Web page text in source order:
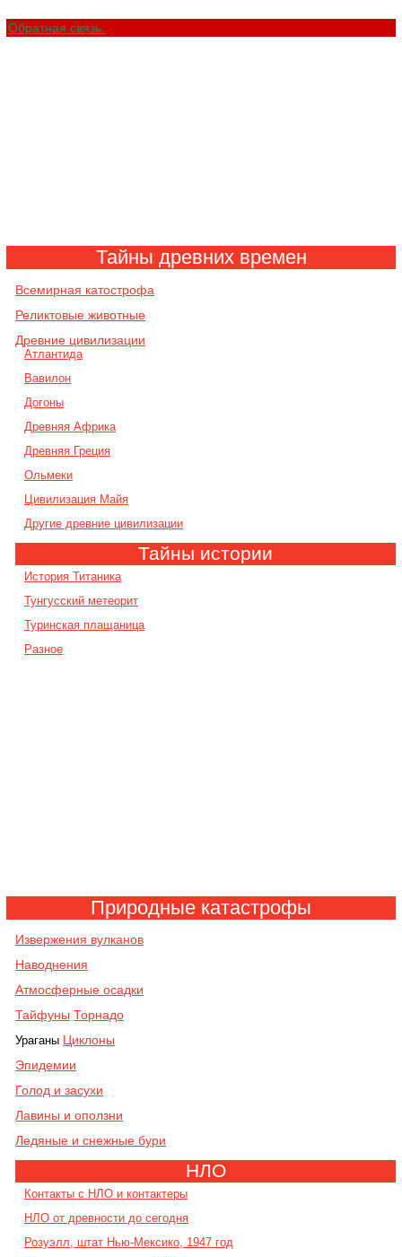
Обратная связь:
Тайны древних времен
Всемирная катострофа
Реликтовые животные
Древние цивилизации
Атлантида
Вавилон
Догоны
Древняя Африка
Древняя Греция
Ольмеки
Цивилизация Майя
Другие древние цивилизации
Тайны истории
История Титаника
Тунгусский метеорит
Туринская плащаница
Разное
Природные катастрофы
Извержения вулканов
Наводнения
Атмосферные осадки
Тайфуны Торнадо
Ураганы Циклоны
Эпидемии
Голод и засухи
Лавины и оползни
Ледяные и снежные бури
НЛО
Контакты с НЛО и контактеры
НЛО от древности до сегодня
Розуэлл, штат Нью-Мексико, 1947 год